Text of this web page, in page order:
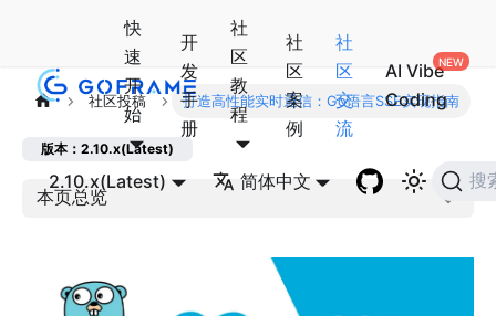
快
速
开
始
开
发
手
册
社
区
教
程
社
区
案
例
社
区
交
流
AI Vibe
Coding
2.10.x(Latest) 简体中文 搜
社区投稿 打造高性能实时通信：Go语言SSE实现指南
版本：2.10.x(Latest)
本页总览